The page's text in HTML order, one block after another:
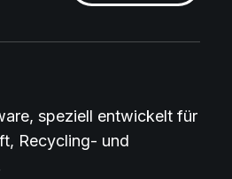
speziell entwickelt für
Recycling- und